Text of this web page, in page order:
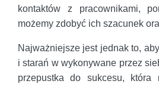
kontaktów z pracownikami,
możemy zdobyć ich szacunek
Najważniejsze jest jednak to,
i starań w wykonywane przez
przepustka do sukcesu, która